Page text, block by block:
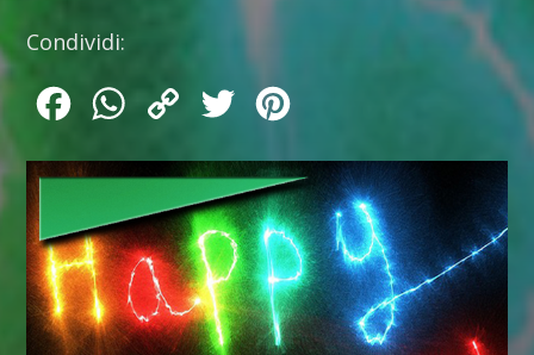
Condividi:
FacebookWhatsApp
Copy
Twitter